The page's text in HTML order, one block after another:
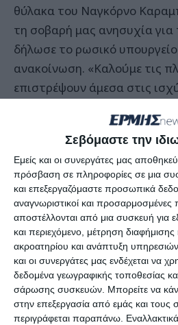
Σεβόμαστε την
Εμείς και οι συνεργάτες μας
πρόσβαση σε πληροφορίες σε μια
και επεξεργαζόμαστε προσωπικά
αναγνωριστικοί και
αποστέλλονται από μια συσκευή για
και περιεχόμενο, μέτρηση
ακροατηρίου και ανάπτυξη υπηρεσιών.
και οι συνεργάτες μας ενδέχεται να
δεδομένα γεωγραφικής τοποθεσίας
σάρωσης συσκευών. Μπορείτε να
στην επεξεργασία από εμάς και τους
περιγράφεται παραπάνω.
θύλακα του Ναγκόρνο
τη σοβαρή μας ανησυχία
δήλωσε το ρωσικό
ανακοίνωση. «Καλούμε τις
επιστρέψουν άμεσα στις
Ρωσίας, ανέφερε η
Παράλληλα, το Κρεμλίνο
υπάρχει εναλλακτική στη
πυρός του 2020 μεταξύ της
Αζερμπαϊτζάν. Ο
Ντμίτρι Πεσκόφ δήλωσε ότι
προκειμένου να υπάρξουν
Μπακού και του Γερεβάν για
Λατσίν. «Η Ρωσία συνεχίζει
κατάσταση είναι